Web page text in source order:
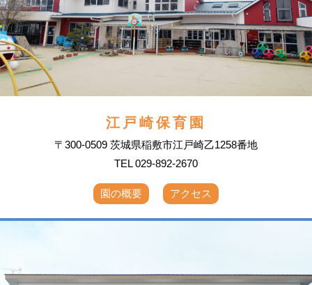
江戸崎保育園
〒300-0509 茨城県稲敷市江戸崎乙1258番地
TEL 029-892-2670
園の概要 アクセス